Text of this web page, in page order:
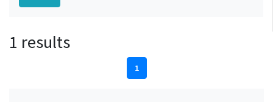
1 results
1